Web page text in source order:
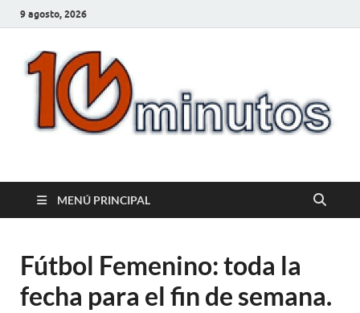
9 agosto, 2026
10minutos.com.uy
MENÚ PRINCIPAL
Fútbol Femenino: toda la
fecha para el fin de semana.